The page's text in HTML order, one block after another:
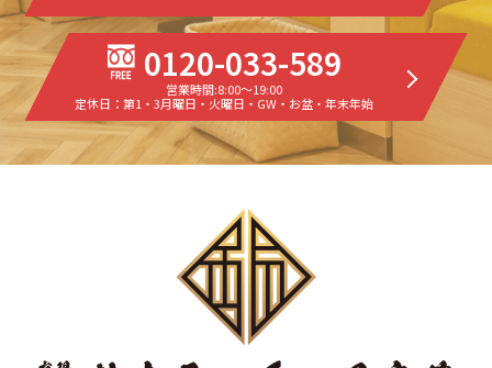
0120-033-589
営業時間:8:00〜19:00
定休日：第1・3月曜日・火曜日・GW・お盆・年末年始